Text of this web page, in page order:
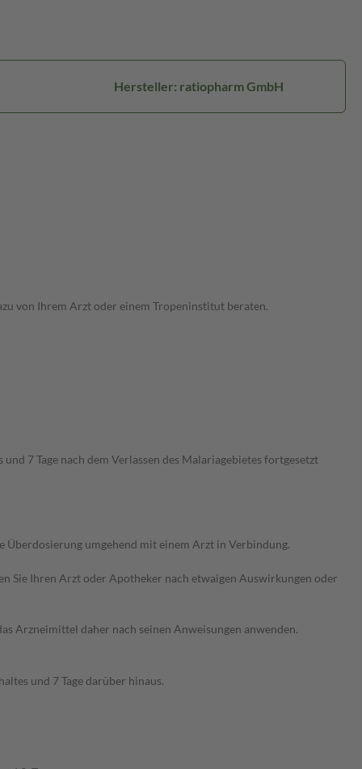
Hersteller: ratiopharm GmbH
von Ihrem Arzt oder einem Tropeninstitut beraten.
7 Tage nach dem Verlassen des Malariagebietes fortgesetzt
Überdosierung umgehend mit einem Arzt in Verbindung.
Sie Ihren Arzt oder Apotheker nach etwaigen Auswirkungen oder
Arzneimittel daher nach seinen Anweisungen anwenden.
und 7 Tage darüber hinaus.